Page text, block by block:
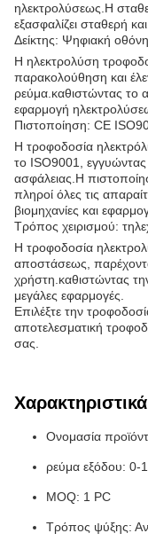
ηλεκτρολύσεως.Η
εξασφαλίζει σταθερή
Δείκτης: Ψηφιακή οθόνη
Η ηλεκτρολύση
παρακολούθηση και
ρεύμα.καθιστώντας το
εφαρμογή
Πιστοποίηση: CE
Η τροφοδοσία
το ISO9001,
ασφάλειας.Η
πληροί όλες τις
βιομηχανίες και
Τρόπος χειρισμού:
Η τροφοδοσία
αποστάσεως,
χρήστη.καθιστώντας
μεγάλες εφαρμογές.
Επιλέξτε την
αποτελεσματική
σας.
Ονομασία
ρεύμα εξόδου: 0-
MOQ: 1 PC
Τρόπος ψύξης: